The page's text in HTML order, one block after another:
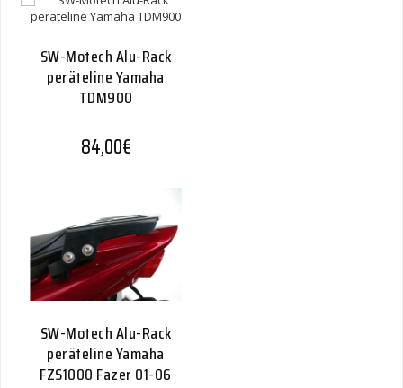
SW-Motech Alu-Rack
peräteline Yamaha
TDM900
84,00€
SW-Motech Alu-Rack
peräteline Yamaha
FZS1000 Fazer 01-06